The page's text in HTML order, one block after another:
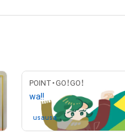
POINT・GO！GO！
wa!!
usausa さんが保有中